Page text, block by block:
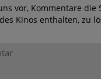
vor, Kommentare die
Kinos enthalten, zu